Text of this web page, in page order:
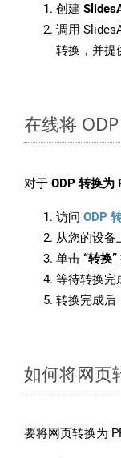
创建
调用
转换，并提
在线将
对于 ODP 转换为
访问 ODP
从您的设备
单击 “转换”
等待转换完
转换完成后
如何将网页
要将网页转换为